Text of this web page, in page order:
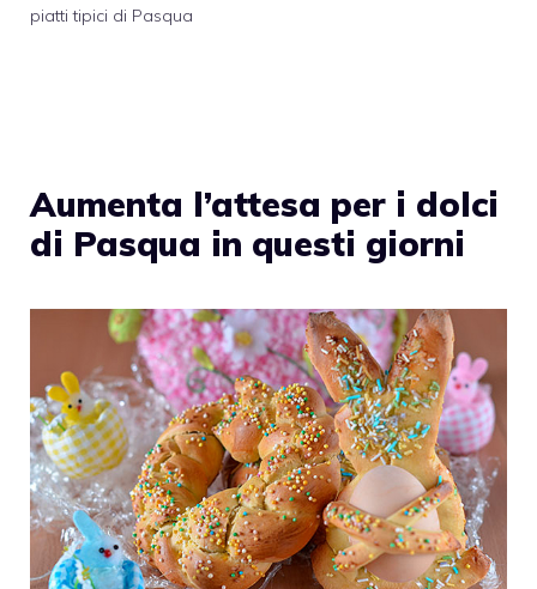
piatti tipici di Pasqua
Aumenta l’attesa per i dolci
di Pasqua in questi giorni